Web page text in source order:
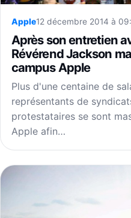
Apple12 décembre 2014 à
Après son entretien
Révérend Jackson
campus Apple
Plus d'une centaine de
représentants de
protestataires se sont
Apple afin…